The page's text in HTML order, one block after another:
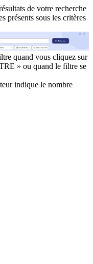
de votre recherche
présents sous les critères
quand vous cliquez sur
» ou quand le filtre se
indique le nombre